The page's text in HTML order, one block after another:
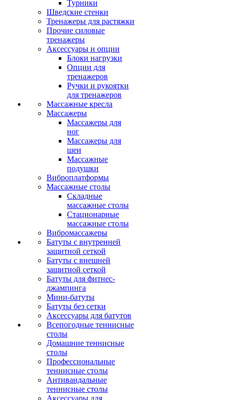
Турники
Шведские стенки
Тренажеры для растяжки
Прочие силовые
тренажеры
Аксессуары и опции
Блоки нагрузки
Опции для
тренажеров
Ручки и рукоятки
для тренажеров
Массажные кресла
Массажеры
Массажеры для
ног
Массажеры для
шеи
Массажные
подушки
Виброплатформы
Массажные столы
Складные
массажные столы
Стационарные
массажные столы
Вибромассажеры
Батуты с внутренней
защитной сеткой
Батуты с внешней
защитной сеткой
Батуты для фитнес-
джампинга
Мини-батуты
Батуты без сетки
Аксессуары для батутов
Всепогодные теннисные
столы
Домашние теннисные
столы
Профессиональные
теннисные столы
Антивандальные
теннисные столы
Аксессуары для